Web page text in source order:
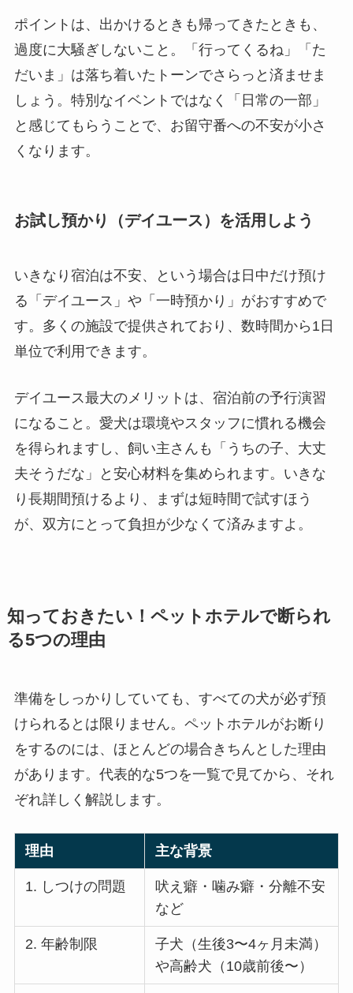
ポイントは、出かけるときも帰ってきたときも、
過度に大騒ぎしないこと。「行ってくるね」「た
だいま」は落ち着いたトーンでさらっと済ませま
しょう。特別なイベントではなく「日常の一部」
と感じてもらうことで、お留守番への不安が小さ
くなります。
お試し預かり（デイユース）を活用しよう
いきなり宿泊は不安、という場合は日中だけ預け
る「デイユース」や「一時預かり」がおすすめで
す。多くの施設で提供されており、数時間から1日
単位で利用できます。
デイユース最大のメリットは、宿泊前の予行演習
になること。愛犬は環境やスタッフに慣れる機会
を得られますし、飼い主さんも「うちの子、大丈
夫そうだな」と安心材料を集められます。いきな
り長期間預けるより、まずは短時間で試すほう
が、双方にとって負担が少なくて済みますよ。
知っておきたい！ペットホテルで断られ
る5つの理由
準備をしっかりしていても、すべての犬が必ず預
けられるとは限りません。ペットホテルがお断り
をするのには、ほとんどの場合きちんとした理由
があります。代表的な5つを一覧で見てから、それ
ぞれ詳しく解説します。
理由 主な背景
1. しつけの問題
吠え癖・噛み癖・分離不安
など
2. 年齢制限
子犬（生後3〜4ヶ月未満）
や高齢犬（10歳前後〜）